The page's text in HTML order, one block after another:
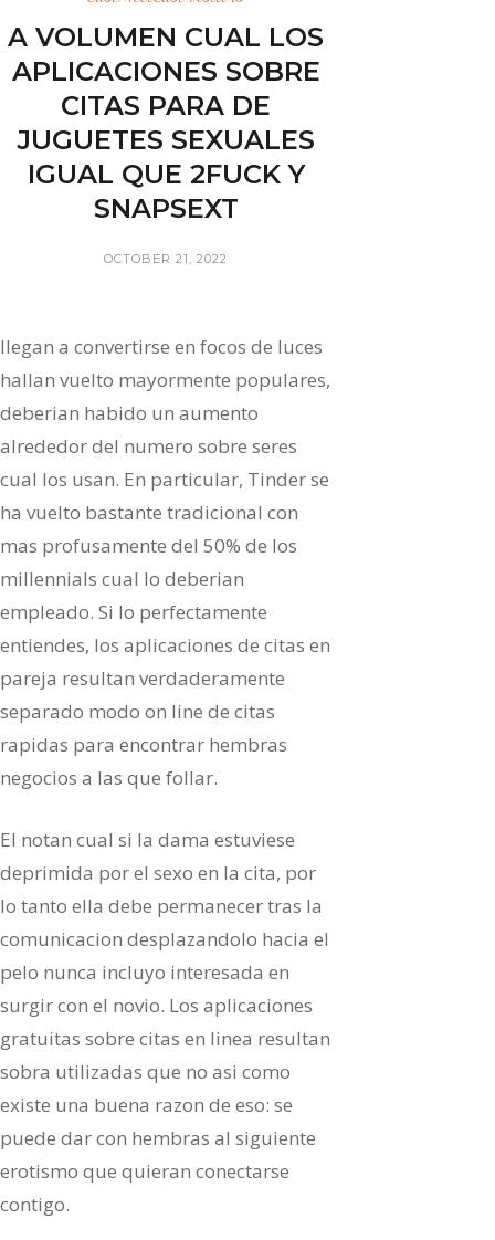
A VOLUMEN CUAL LOS
APLICACIONES SOBRE
CITAS PARA DE
JUGUETES SEXUALES
IGUAL QUE 2FUCK Y
SNAPSEXT
OCTOBER 21, 2022
llegan a convertirse en focos de luces
hallan vuelto mayormente populares,
deberian habido un aumento
alrededor del numero sobre seres
cual los usan. En particular, Tinder se
ha vuelto bastante tradicional con
mas profusamente del 50% de los
millennials cual lo deberian
empleado. Si lo perfectamente
entiendes, los aplicaciones de citas en
pareja resultan verdaderamente
separado modo on line de citas
rapidas para encontrar hembras
negocios a las que follar.
El notan cual si la dama estuviese
deprimida por el sexo en la cita, por
lo tanto ella debe permanecer tras la
comunicacion desplazandolo hacia el
pelo nunca incluyo interesada en
surgir con el novio. Los aplicaciones
gratuitas sobre citas en linea resultan
sobra utilizadas que no asi­ como
existe una buena razon de eso: se
puede dar con hembras al siguiente
erotismo que quieran conectarse
contigo.